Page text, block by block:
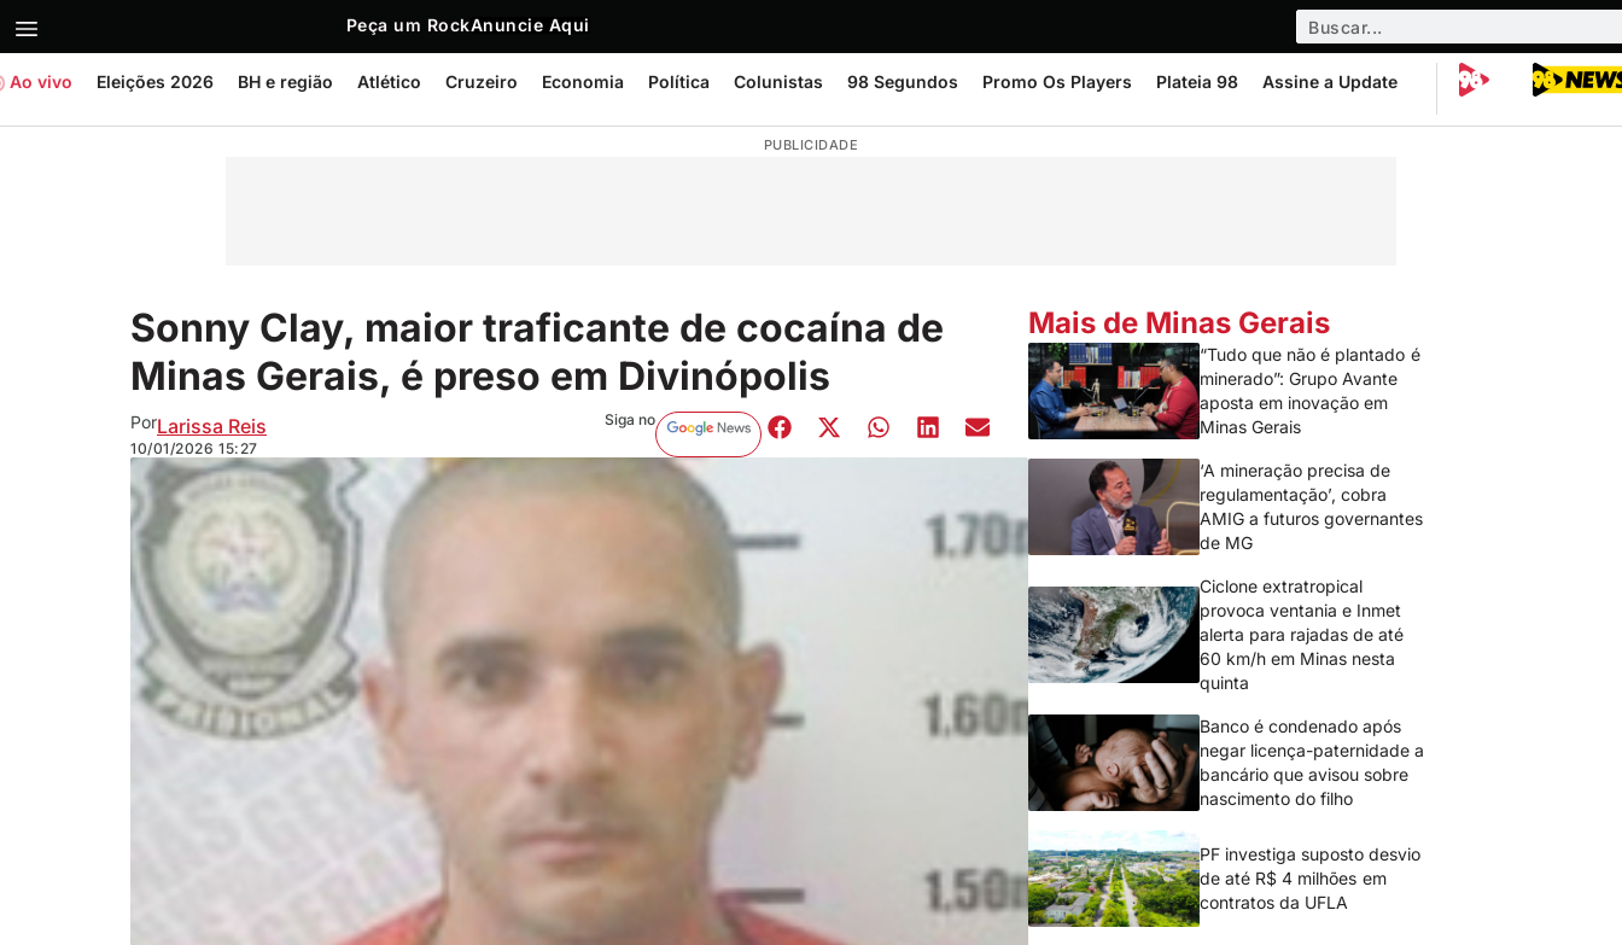
Peça um RockAnuncie Aqui
Ao vivo Eleições 2026 BH e região Atlético Cruzeiro Economia Política Colunistas 98 Segundos Promo Os Players Plateia 98 Assine a Update
PUBLICIDADE
Sonny Clay, maior traficante de cocaína de
Minas Gerais, é preso em Divinópolis
PorLarissa Reis
10/01/2026 15:27
Siga no
Mais de Minas Gerais
“Tudo que não é plantado é
minerado”: Grupo Avante
aposta em inovação em
Minas Gerais
‘A mineração precisa de
regulamentação’, cobra
AMIG a futuros governantes
de MG
Ciclone extratropical
provoca ventania e Inmet
alerta para rajadas de até
60 km/h em Minas nesta
quinta
Banco é condenado após
negar licença-paternidade a
bancário que avisou sobre
nascimento do filho
PF investiga suposto desvio
de até R$ 4 milhões em
contratos da UFLA